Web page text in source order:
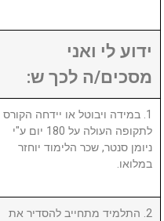
ידוע לי ואני
מסכים/ה לכך ש:
1. במידה ויבוטל או יידחה הקורס
לתקופה העולה על 180 יום ע"י
ניומן סנטר, שכר הלימוד יוחזר
במלואו.
2. התלמיד מתחייב להסדיר את